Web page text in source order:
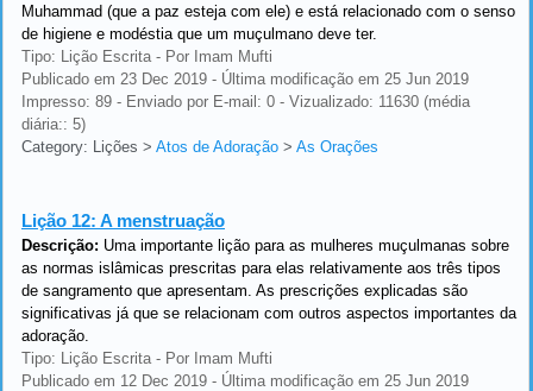
Muhammad (que a paz esteja com ele) e está relacionado com o senso
de higiene e modéstia que um muçulmano deve ter.
Tipo: Lição Escrita - Por Imam Mufti
Publicado em 23 Dec 2019 - Última modificação em 25 Jun 2019
Impresso: 89 - Enviado por E-mail: 0 - Vizualizado: 11630 (média
diária:: 5)
Category: Lições > Atos de Adoração > As Orações
Lição 12: A menstruação
Descrição: Uma importante lição para as mulheres muçulmanas sobre
as normas islâmicas prescritas para elas relativamente aos três tipos
de sangramento que apresentam. As prescrições explicadas são
significativas já que se relacionam com outros aspectos importantes da
adoração.
Tipo: Lição Escrita - Por Imam Mufti
Publicado em 12 Dec 2019 - Última modificação em 25 Jun 2019